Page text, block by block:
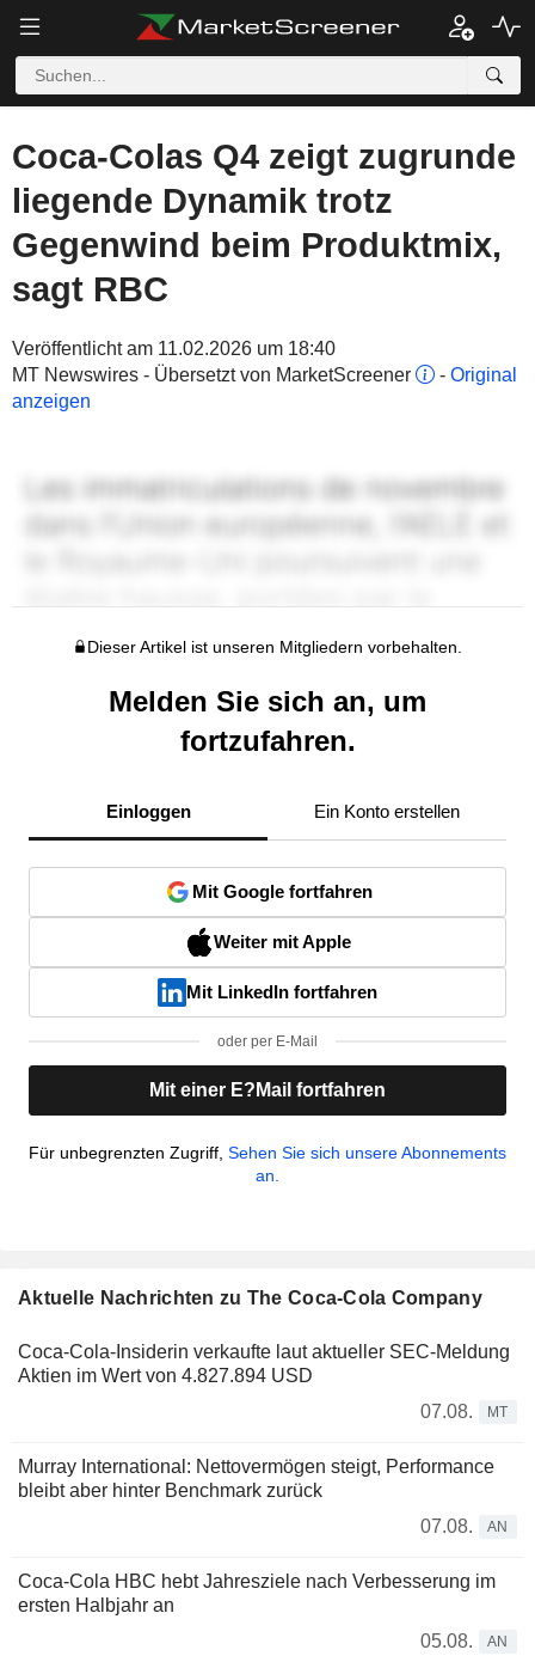
Coca-Colas Q4 zeigt zugrunde
liegende Dynamik trotz
Gegenwind beim Produktmix,
sagt RBC
Veröffentlicht am 11.02.2026 um 18:40
MT Newswires - Übersetzt von MarketScreener
- Original
anzeigen
Dieser Artikel ist unseren Mitgliedern vorbehalten.
Melden Sie sich an, um
fortzufahren.
Einloggen Ein Konto erstellen
Mit Google fortfahren
Weiter mit Apple
Mit LinkedIn fortfahren
oder per E-Mail
Mit einer E?Mail fortfahren
Für unbegrenzten Zugriff, Sehen Sie sich unsere Abonnements
an.
Aktuelle Nachrichten zu The Coca-Cola Company
Coca-Cola-Insiderin verkaufte laut aktueller SEC-Meldung
Aktien im Wert von 4.827.894 USD
07.08.
MT
Murray International: Nettovermögen steigt, Performance
bleibt aber hinter Benchmark zurück
07.08.
AN
Coca-Cola HBC hebt Jahresziele nach Verbesserung im
ersten Halbjahr an
05.08.
AN